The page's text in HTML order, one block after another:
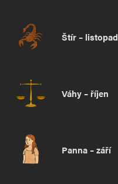
Štír – listopad
Váhy – říjen
Panna – září